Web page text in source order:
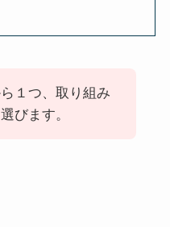
１つ、取り組み
びます。